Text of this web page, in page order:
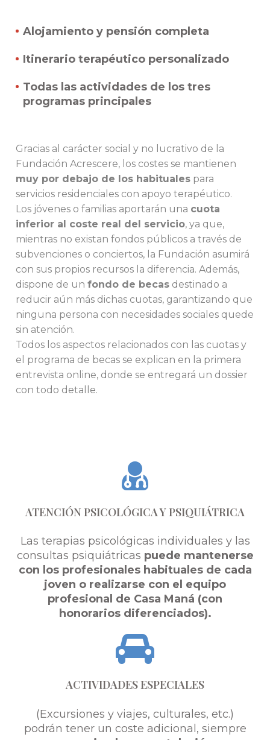
Alojamiento y pensión completa
Itinerario terapéutico personalizado
Todas las actividades de los tres
programas principales
Gracias al carácter social y no lucrativo de la
Fundación Acrescere, los costes se mantienen
muy por debajo de los habituales para
servicios residenciales con apoyo terapéutico.
Los jóvenes o familias aportarán una cuota
inferior al coste real del servicio, ya que,
mientras no existan fondos públicos a través de
subvenciones o conciertos, la Fundación asumirá
con sus propios recursos la diferencia. Además,
dispone de un fondo de becas destinado a
reducir aún más dichas cuotas, garantizando que
ninguna persona con necesidades sociales quede
sin atención.
Todos los aspectos relacionados con las cuotas y
el programa de becas se explican en la primera
entrevista online, donde se entregará un dossier
con todo detalle.
ATENCIÓN PSICOLÓGICA Y PSIQUIÁTRICA
Las terapias psicológicas individuales y las
consultas psiquiátricas puede mantenerse
con los profesionales habituales de cada
joven o realizarse con el equipo
profesional de Casa Maná (con
honorarios diferenciados).
ACTIVIDADES ESPECIALES
(Excursiones y viajes, culturales, etc.)
podrán tener un coste adicional, siempre